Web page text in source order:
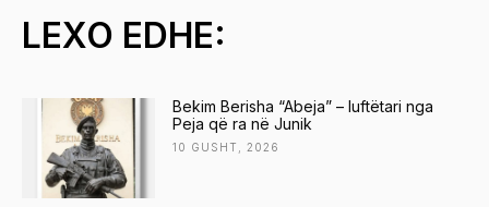
LEXO EDHE:
Bekim Berisha “Abeja” – luftëtari nga
Peja që ra në Junik
10 GUSHT, 2026